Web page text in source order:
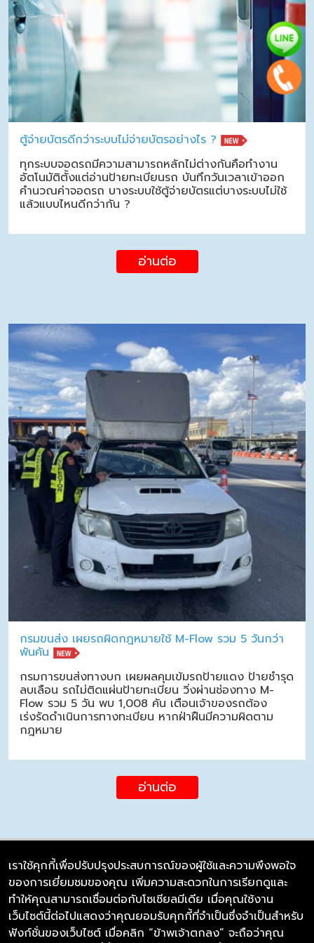
ตู้จ่ายบัตรดีกว่าระบบไม่จ่ายบัตรอย่างไร ?
ทุกระบบจอดรถมีความสามารถหลักไม่ต่างกันคือทำงาน
อัตโนมัติตั้งแต่อ่านป้ายทะเบียนรถ บันทึกวันเวลาเข้าออก
คำนวณค่าจอดรถ บางระบบใช้ตู้จ่ายบัตรแต่บางระบบไม่ใช้
แล้วแบบไหนดีกว่ากัน ?
อ่านต่อ
กรมขนส่ง เผยรถผิดกฎหมายใช้ M-Flow รวม 5 วันกว่า
พันคัน
กรมการขนส่งทางบก เผยผลคุมเข้มรถป้ายแดง ป้ายชำรุด
ลบเลือน รถไม่ติดแผ่นป้ายทะเบียน วิ่งผ่านช่องทาง M-
Flow รวม 5 วัน พบ 1,008 คัน เตือนเจ้าของรถต้อง
เร่งรัดดำเนินการทางทะเบียน หากฝ่าฝืนมีความผิดตาม
กฎหมาย
อ่านต่อ
บริษัท ซิมลิงค์ จำกัด
98/226 Bangrakyai-Baanmai Road,
Bangyai, Nonthaburi 11140
เราใช้คุกกี้เพื่อปรับปรุงประสบการณ์ของผู้ใช้และความพึงพอใจ
ของการเยี่ยมชมของคุณ เพิ่มความสะดวกในการเรียกดูและ
ทำให้คุณสามารถเชื่อมต่อกับโซเชียลมีเดีย เมื่อคุณใช้งาน
เว็บไซต์นี้ต่อไปแสดงว่าคุณยอมรับคุกกี้ที่จำเป็นซึ่งจำเป็นสำหรับ
ฟังก์ชั่นของเว็บไซต์ เมื่อคลิก “ข้าพเจ้าตกลง” จะถือว่าคุณ